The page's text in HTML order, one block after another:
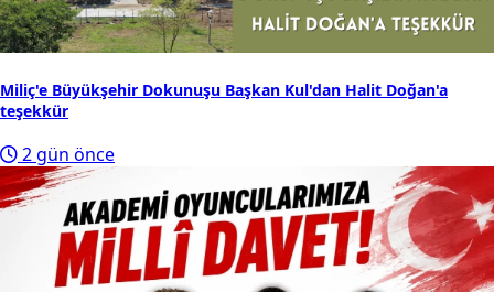
Miliç'e Büyükşehir Dokunuşu Başkan Kul'dan Halit Doğan'a
teşekkür
2 gün önce